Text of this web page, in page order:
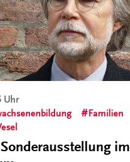
Uhr
Familien
im